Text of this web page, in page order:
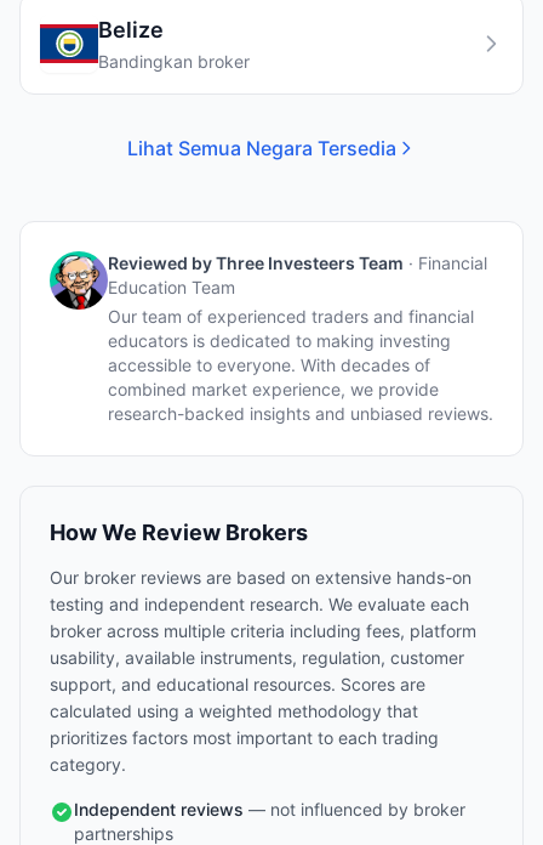
Belize
Bandingkan broker
Lihat Semua Negara Tersedia
Reviewed byThree Investeers Team · Financial
Education Team
Our team of experienced traders and financial
educators is dedicated to making investing
accessible to everyone. With decades of
combined market experience, we provide
research-backed insights and unbiased reviews.
How We Review Brokers
Our broker reviews are based on extensive hands-on
testing and independent research. We evaluate each
broker across multiple criteria including fees, platform
usability, available instruments, regulation, customer
support, and educational resources. Scores are
calculated using a weighted methodology that
prioritizes factors most important to each trading
category.
Independent reviews — not influenced by broker
partnerships